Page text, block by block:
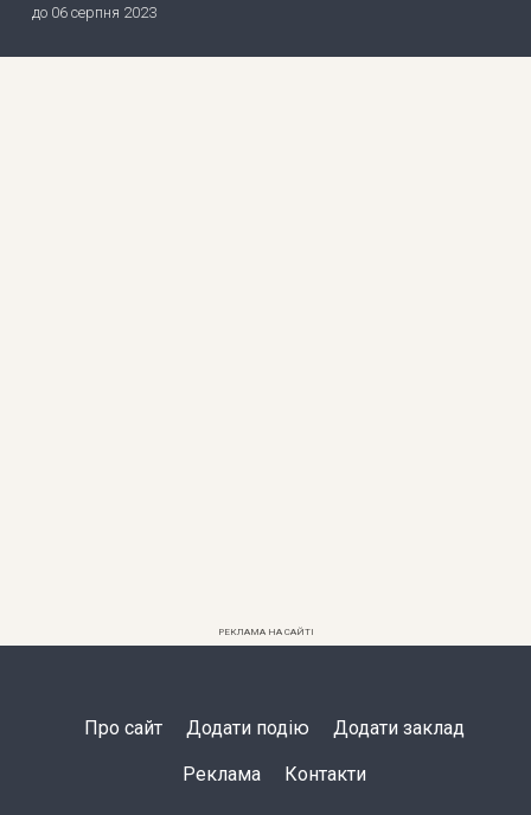
до 06 серпня 2023
РЕКЛАМА НА САЙТІ
Про сайт Додати подію Додати заклад
Реклама Контакти